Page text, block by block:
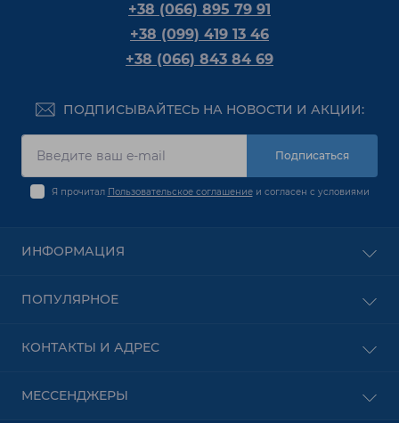
+38 (066) 895 79 91
+38 (099) 419 13 46
+38 (066) 843 84 69
ПОДПИСЫВАЙТЕСЬ НА НОВОСТИ И АКЦИИ:
Подписаться
Я прочитал Пользовательское соглашениеи согласен с условиями
ИНФОРМАЦИЯ
О Компании
Пользовательское соглашение
Контакты
ПОПУЛЯРНОЕ
Безпроводное оборудование
Видеонаблюдение
КОНТАКТЫ И АДРЕС
пр. Аэрокосмический 2 (пр. Гагарина 2)
МЕССЕНДЖЕРЫ